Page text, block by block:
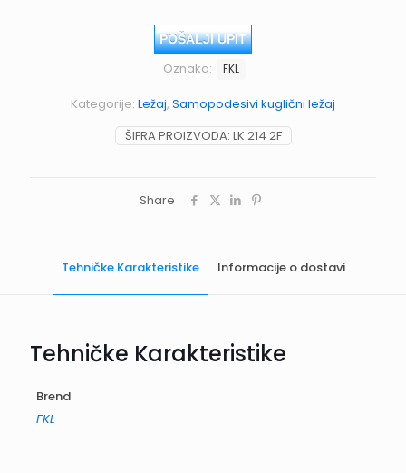
POŠALJI UPIT
ŠIFRA PROIZVODA: LK 214 2F
Kategorije: Ležaj, Samopodesivi kuglični ležaj
Oznaka: FKL
Share
Tehničke Karakteristike Informacije o dostavi
Tehničke Karakteristike
Brend
FKL